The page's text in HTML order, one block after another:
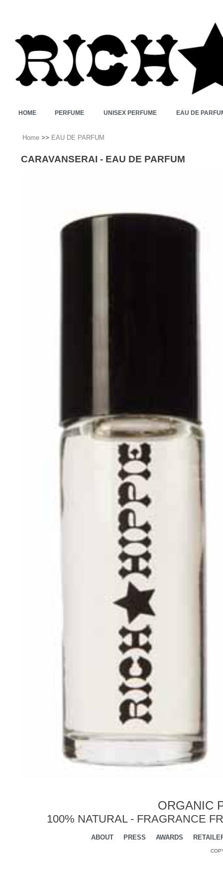
HOME PERFUME UNISEX PERFUME EAU DE
Home >> EAU DE PARFUM
CARAVANSERAI - EAU DE PARFUM
ORGANIC
100% NATURAL - FRAGRANCE
ABOUT PRESS AWARDS